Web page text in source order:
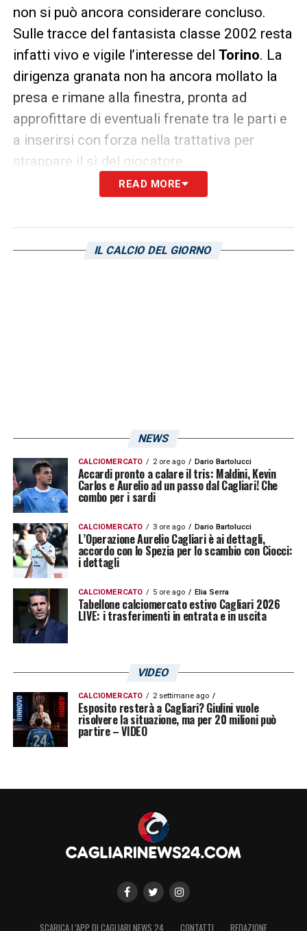
non si può ancora considerare concluso.
Sulle tracce del fantasista classe 2002 resta
infatti vivo e vigile l’interesse del Torino. La
dirigenza granata non ha ancora mollato la
presa e rimane alla finestra, pronta ad
approfittare di eventuali frenate tra le parti e
a inserirsi con forza nella trattativa per
strappare il sì del giocatore.
READ MORE
IL CALCIO DEL GIORNO
NEWS
CALCIOMERCATO 2 ore ago Dario Bartolucci
Accardi pronto a calare il tris: Maldini, Kevin
Carlos e Aurelio ad un passo dal Cagliari! Che
combo per i sardi
CALCIOMERCATO 3 ore ago Dario Bartolucci
L’Operazione Aurelio Cagliari è ai dettagli,
accordo con lo Spezia per lo scambio con Ciocci:
i dettagli
CALCIOMERCATO 5 ore ago Elia Serra
Tabellone calciomercato estivo Cagliari 2026
LIVE: i trasferimenti in entrata e in uscita
VIDEO
CALCIOMERCATO 2 settimane ago
Esposito resterà a Cagliari? Giulini vuole
risolvere la situazione, ma per 20 milioni può
partire – VIDEO
SCARICA L’APP DI CAGLIARI NEWS 24 CONTATTI REDAZIONE